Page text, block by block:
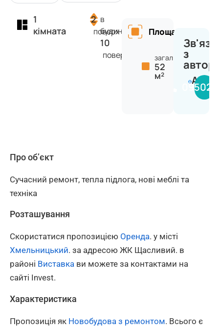
1
кімната
2
поверх
в
будинку
10
поверхів
Площа
загальна:
52
м²
з
Аліна
Про об’єкт
Сучасний ремонт, тепла підлога, нові меблі та
техніка
Розташування
Скористатися пропозицією Оренда. у місті
Хмельницький. за адресою ЖК Щасливий. в
районі Виставка ви можете за контактами на
сайті Invest.
Характеристика
Пропозиція як Новобудова з ремонтом. Всього є